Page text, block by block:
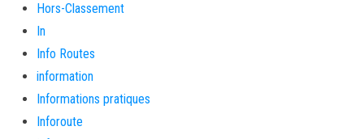
Hors-Classement
In
Info Routes
information
Informations pratiques
Inforoute